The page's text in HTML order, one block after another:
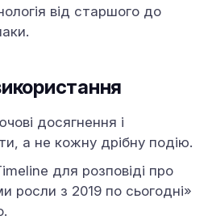
від старшого до
досягнення і
а не кожну дрібну подію.
для розповіді про
росли з 2019 по сьогодні»